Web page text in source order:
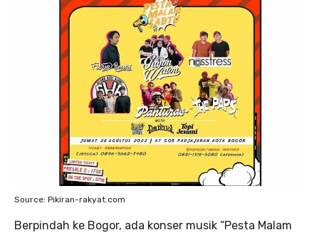
Source: Pikiran-rakyat.com
Berpindah ke Bogor, ada konser musik “Pesta Malam